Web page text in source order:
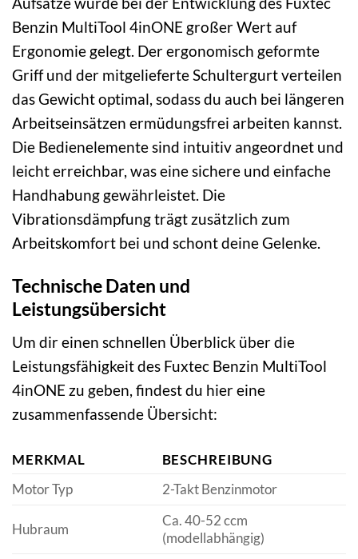
Benzin MultiTool 4inONE großer Wert auf
Ergonomie gelegt. Der ergonomisch geformte
Griff und der mitgelieferte Schultergurt verteilen
das Gewicht optimal, sodass du auch bei längeren
Arbeitseinsätzen ermüdungsfrei arbeiten kannst.
Die Bedienelemente sind intuitiv angeordnet und
leicht erreichbar, was eine sichere und einfache
Handhabung gewährleistet. Die
Vibrationsdämpfung trägt zusätzlich zum
Arbeitskomfort bei und schont deine Gelenke.
Technische Daten und
Leistungsübersicht
Um dir einen schnellen Überblick über die
Leistungsfähigkeit des Fuxtec Benzin MultiTool
4inONE zu geben, findest du hier eine
zusammenfassende Übersicht:
MERKMAL
BESCHREIBUNG
Motor Typ
2-Takt Benzinmotor
Hubraum
Ca. 40-52 ccm
(modellabhängig)